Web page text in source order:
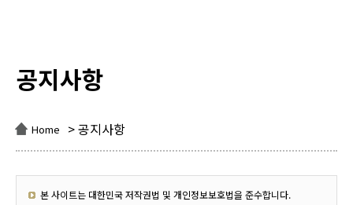
공지사항
Home > 공지사항
본 사이트는 대한민국 저작권법 및 개인정보보호법을 준수합니다.